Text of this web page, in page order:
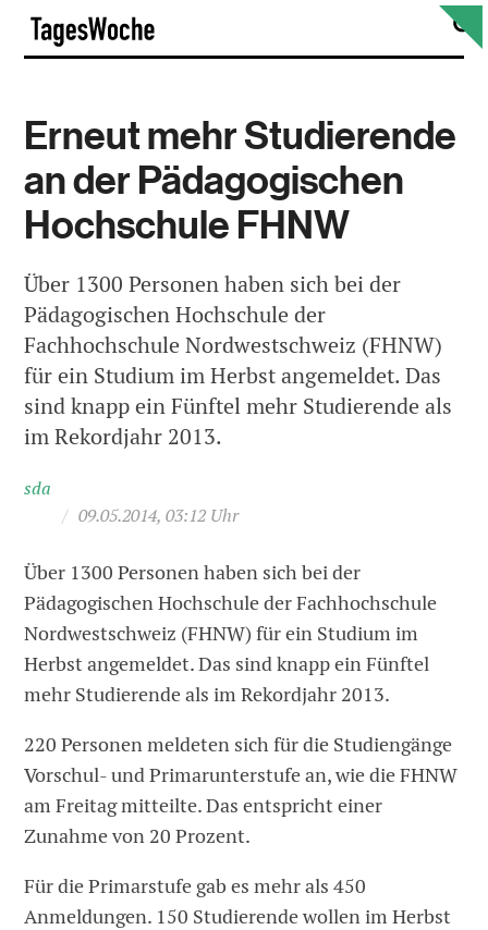
Skip
content
Erneut mehr Studierende
an der Pädagogischen
Hochschule FHNW
Über 1300 Personen haben sich bei der
Pädagogischen Hochschule der
Fachhochschule Nordwestschweiz (FHNW)
für ein Studium im Herbst angemeldet. Das
sind knapp ein Fünftel mehr Studierende als
im Rekordjahr 2013.
sda
/ 09.05.2014, 03:12 Uhr
Über 1300 Personen haben sich bei der
Pädagogischen Hochschule der Fachhochschule
Nordwestschweiz (FHNW) für ein Studium im
Herbst angemeldet. Das sind knapp ein Fünftel
mehr Studierende als im Rekordjahr 2013.
220 Personen meldeten sich für die Studiengänge
Vorschul- und Primarunterstufe an, wie die FHNW
am Freitag mitteilte. Das entspricht einer
Zunahme von 20 Prozent.
Für die Primarstufe gab es mehr als 450
Anmeldungen. 150 Studierende wollen im Herbst